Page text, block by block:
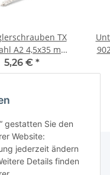
TX
A2 4,5x35 mm
(100) Stück
5,26 € *
gestatten Sie den
Website:
jederzeit ändern
Details finden